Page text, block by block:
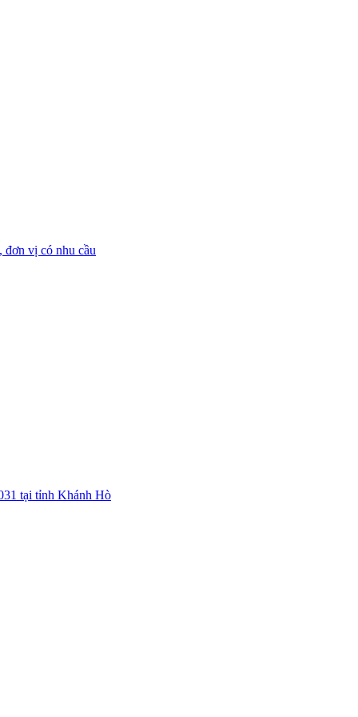
đơn vị có nhu cầu
tại tỉnh Khánh Hò